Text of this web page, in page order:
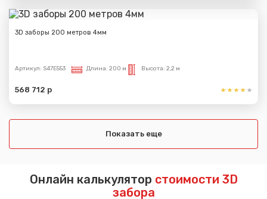
3D заборы 200 метров 4мм
Артикул: S47E553 Длина: 200 м Высота: 2,2 м
568 712 р
Показать еще
Онлайн калькулятор стоимости 3D
забора